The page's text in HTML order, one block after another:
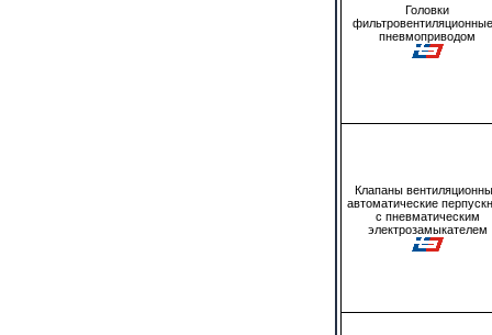
Головки
пневмоприводом
Клапаны
автоматические
с пневматическим
электрозамыкателем